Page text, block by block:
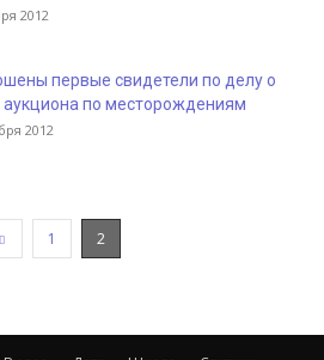
2012
первые свидетели по делу о
аукциона по месторождениям
2012
1 2